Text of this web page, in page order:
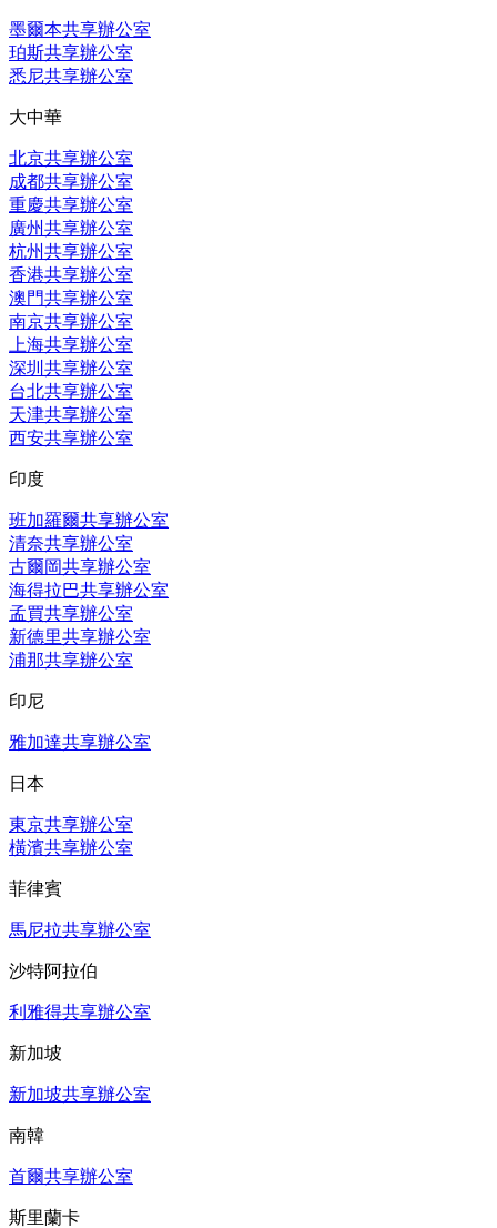
墨爾本共享辦公室
珀斯共享辦公室
悉尼共享辦公室
大中華
北京共享辦公室
成都共享辦公室
重慶共享辦公室
廣州共享辦公室
杭州共享辦公室
香港共享辦公室
澳門共享辦公室
南京共享辦公室
上海共享辦公室
深圳共享辦公室
台北共享辦公室
天津共享辦公室
西安共享辦公室
印度
班加羅爾共享辦公室
清奈共享辦公室
古爾岡共享辦公室
海得拉巴共享辦公室
孟買共享辦公室
新德里共享辦公室
浦那共享辦公室
印尼
雅加達共享辦公室
日本
東京共享辦公室
橫濱共享辦公室
菲律賓
馬尼拉共享辦公室
沙特阿拉伯
利雅得共享辦公室
新加坡
新加坡共享辦公室
南韓
首爾共享辦公室
斯里蘭卡